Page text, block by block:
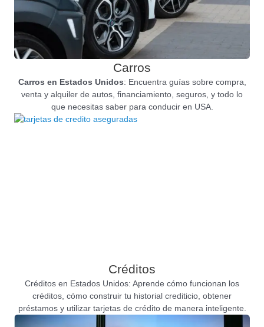
Carros
Carros en Estados Unidos: Encuentra guías sobre compra,
venta y alquiler de autos, financiamiento, seguros, y todo lo
que necesitas saber para conducir en USA.
Créditos
Créditos en Estados Unidos: Aprende cómo funcionan los
créditos, cómo construir tu historial crediticio, obtener
préstamos y utilizar tarjetas de crédito de manera inteligente.